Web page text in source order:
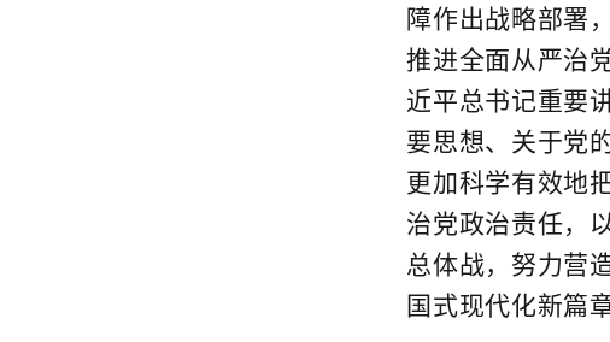
障作出战略部署
推进全面从严治
近平总书记重要
要思想、关于党
更加科学有效地
治党政治责任，
总体战，努力营
国式现代化新篇